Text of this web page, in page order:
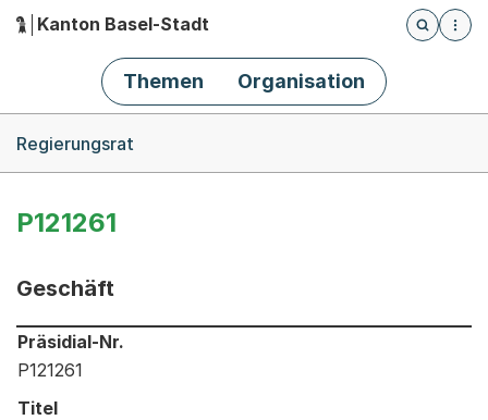
Hauptnavigation
Kanton Basel-Stadt
Öffnet
Themen Organisation
Regierungsrat
P121261
Geschäft
Informationen zum Ausgewählten Geschäft
Präsidial-Nr.
P121261
Titel